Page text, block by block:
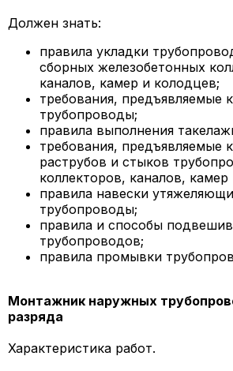
Должен знать:
правила укладки
сборных железобетонных
каналов, камер и колодцев;
требования, предъявляемые
трубопроводы;
правила выполнения
требования, предъявляемые
раструбов и стыков
коллекторов, каналов,
правила навески
трубопроводы;
правила и способы
трубопроводов;
правила промывки
Монтажник наружных
разряда
Характеристика работ.